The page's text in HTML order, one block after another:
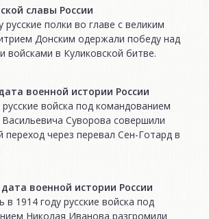
славы России
русские полки во главе с великим
Донским одержали победу над
войсками в Куликовской битве.
военной истории России
войска под командованием
Васильевича Суворова совершили
переход через перевал Сен-Готард в
военной истории России
в 1914 году русские войска под
Николая Иванова разгромили